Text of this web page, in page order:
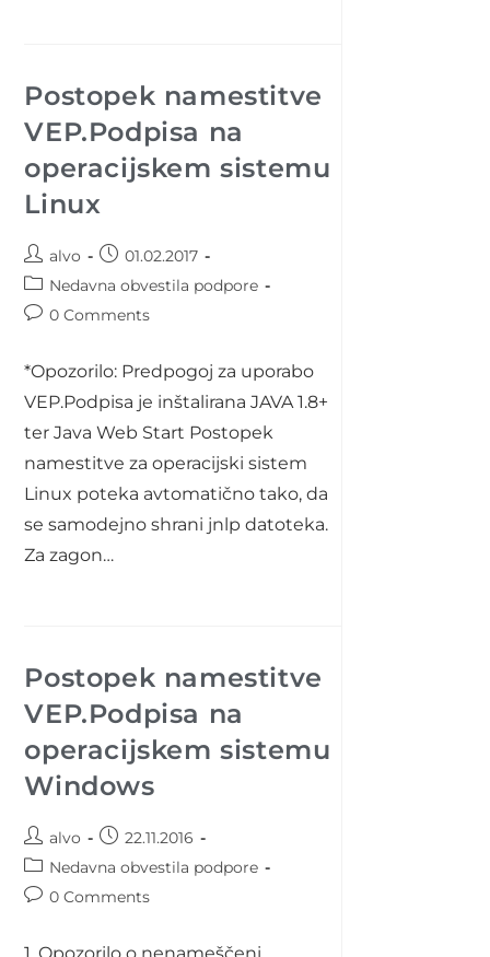
Postopek namestitve
VEP.Podpisa na
operacijskem sistemu
Linux
Post
author:
alvo
Post
published:
01.02.2017
Post
category:
Nedavna obvestila podpore
Post0 Comments
*Opozorilo: Predpogoj za uporabo
VEP.Podpisa je inštalirana JAVA 1.8+
ter Java Web Start Postopek
namestitve za operacijski sistem
Linux poteka avtomatično tako, da
se samodejno shrani jnlp datoteka.
Za zagon…
Postopek namestitve
VEP.Podpisa na
operacijskem sistemu
Windows
Post
author:
alvo
Post
published:
22.11.2016
Post
category:
Nedavna obvestila podpore
Post0 Comments